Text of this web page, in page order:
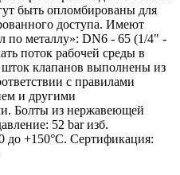
быть опломбированы для
доступа. Имеют
по металлу»: DN6 - 65 (1/4" -
поток рабочей среды в
клапанов выполнены из
с правилами
и другими
Болты из нержавеющей
52 bar изб.
до +150°C. Сертификация: